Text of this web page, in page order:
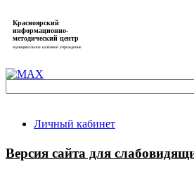
Красноярский
информационно-
методический центр
муниципальное казённое учреждение
Личный кабинет
Версия сайта для